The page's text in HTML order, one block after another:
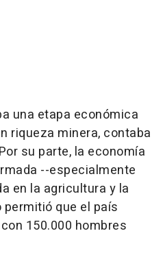
una etapa económica
riqueza minera, contaba
su parte, la economía
--especialmente
en la agricultura y la
que el país
150.000 hombres